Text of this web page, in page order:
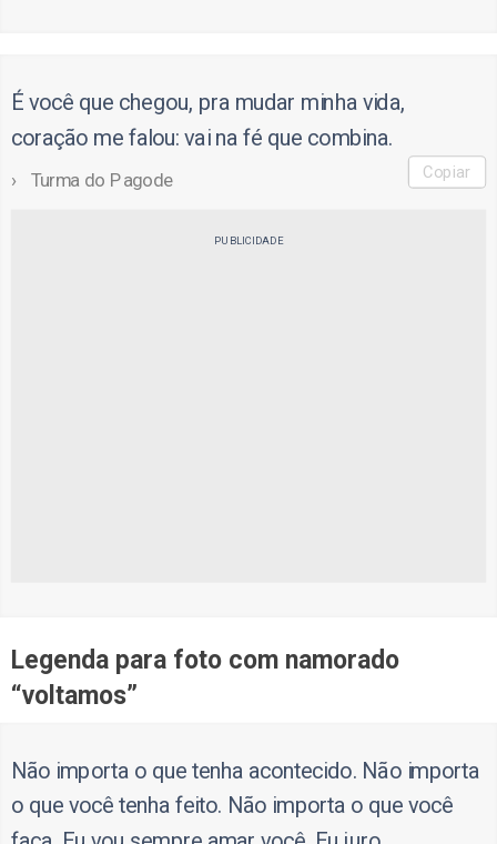
É você que chegou, pra mudar minha vida,
coração me falou: vai na fé que combina.
Turma do Pagode Copiar
PUBLICIDADE
Legenda para foto com namorado
“voltamos”
Não importa o que tenha acontecido. Não importa
o que você tenha feito. Não importa o que você